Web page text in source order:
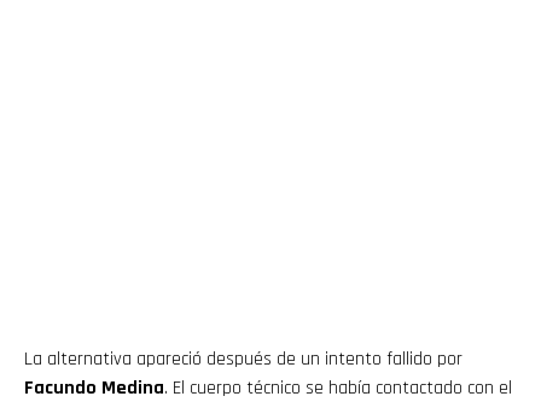
La alternativa apareció después de un intento fallido por
Facundo Medina. El cuerpo técnico se había contactado con el